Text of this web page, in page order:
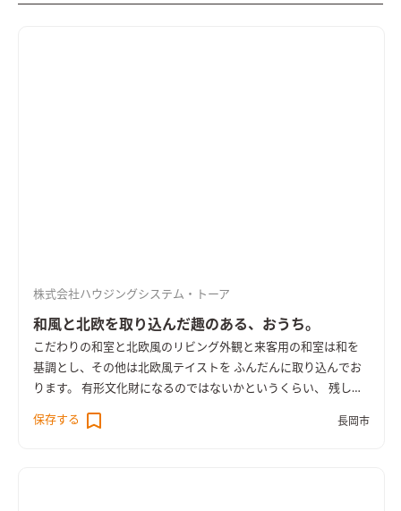
株式会社ハウジングシステム・トーア
和風と北欧を取り込んだ趣のある、おうち。
こだわりの和室と北欧風のリビング外観と来客用の和室は和を
基調とし、その他は北欧風テイストを ふんだんに取り込んでお
ります。 有形文化財になるのではないかというくらい、 残した
た。 今までの半分くらいの、建物の大きさにはなりましたが、
保存する 長岡市